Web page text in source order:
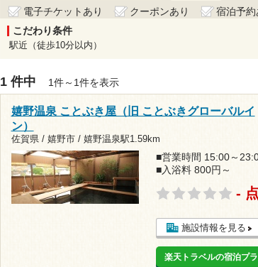
電子チケットあり クーポンあり
宿泊予約
こだわり条件
駅近（徒歩10分以内）
1 件中 1件～1件を表示
嬉野温泉 ことぶき屋（旧 ことぶきグローバルイ
ン）
佐賀県 / 嬉野市 / 嬉野温泉駅1.59km
■営業時間 15:00～
■入浴料 800円～
- 点
施設情報を見る
楽天トラベルの宿泊プ